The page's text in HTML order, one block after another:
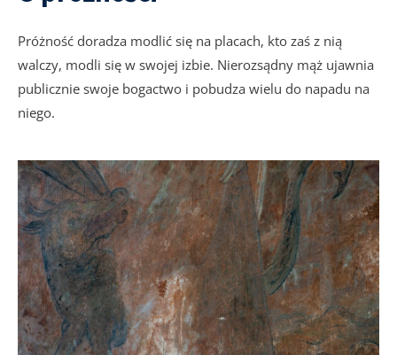
Próżność doradza modlić się na placach, kto zaś z nią
walczy, modli się w swojej izbie. Nierozsądny mąż ujawnia
publicznie swoje bogactwo i pobudza wielu do napadu na
niego.